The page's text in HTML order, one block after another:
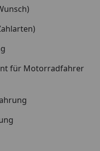
für Motorradfahrer